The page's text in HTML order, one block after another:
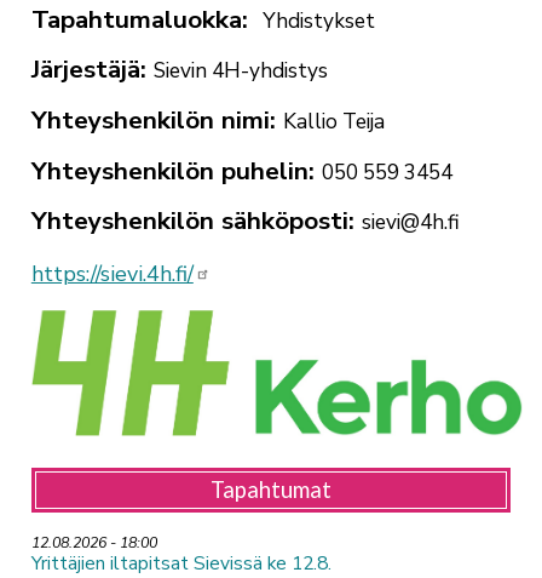
Tapahtumaluokka Yhdistykset
Järjestäjä Sievin 4H-yhdistys
Yhteyshenkilön nimi Kallio Teija
Yhteyshenkilön puhelin 050 559 3454
Yhteyshenkilön sähköposti sievi@4h.fi
https://sievi.4h.fi/
Tapahtumat
12.08.2026 - 18:00
Yrittäjien iltapitsat Sievissä ke 12.8.